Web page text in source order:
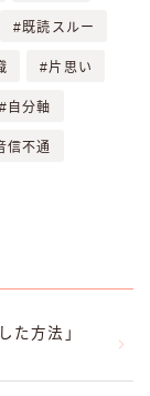
既読スルー
片思い
自分軸
信不通
た方法」